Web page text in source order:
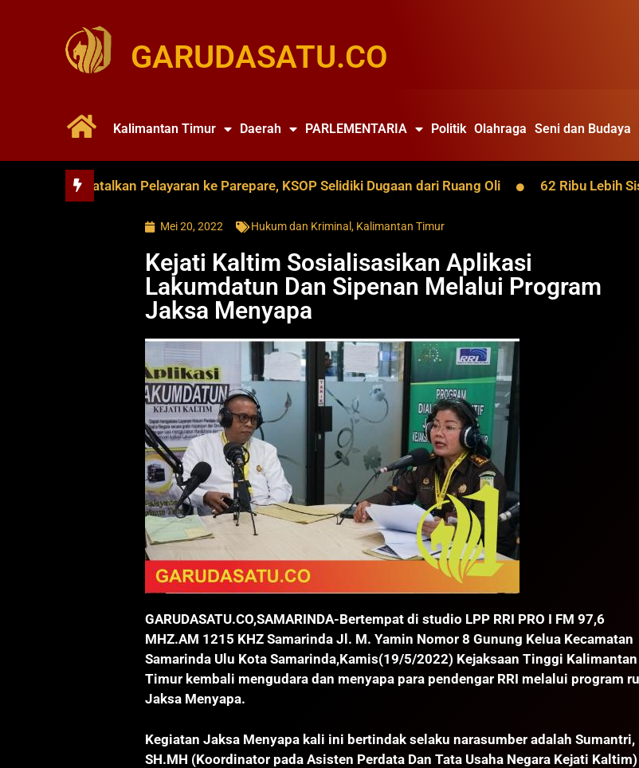
GARUDASATU.CO
Kalimantan Timur Daerah PARLEMENTARIA Politik Olahraga Seni dan Budaya
Soya Batalkan Pelayaran ke Parepare, KSOP Selidiki Dugaan dari Ruang Oli 62 Ribu Lebih
Mei 20, 2022 Hukum dan Kriminal , Kalimantan Timur
Kejati Kaltim Sosialisasikan Aplikasi
Lakumdatun Dan Sipenan Melalui Program
Jaksa Menyapa
GARUDASATU.CO,SAMARINDA-Bertempat di studio LPP RRI PRO I FM 97,6
MHZ.AM 1215 KHZ Samarinda Jl. M. Yamin Nomor 8 Gunung Kelua Kecamatan
Samarinda Ulu Kota Samarinda,Kamis(19/5/2022) Kejaksaan Tinggi Kalimantan
Timur kembali mengudara dan menyapa para pendengar RRI melalui program
Jaksa Menyapa.
Kegiatan Jaksa Menyapa kali ini bertindak selaku narasumber adalah Sumantri,
SH.MH (Koordinator pada Asisten Perdata Dan Tata Usaha Negara Kejati Kaltim)